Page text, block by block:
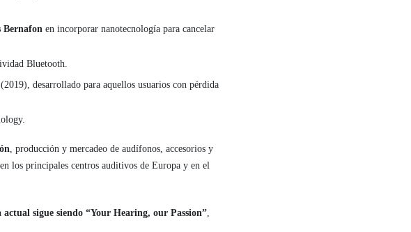
Bernafon en incorporar nanotecnología para cancelar
Bluetooth.
desarrollado para aquellos usuarios con pérdida
, producción y mercadeo de audífonos, accesorios y
los principales centros auditivos de Europa y en el
actual sigue siendo “Your Hearing, our Passion”,